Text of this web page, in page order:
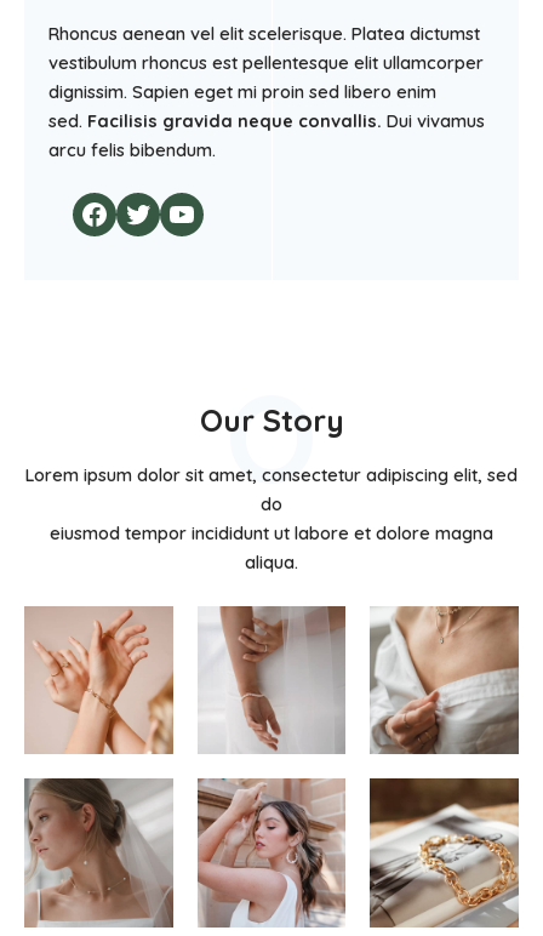
Rhoncus aenean vel elit scelerisque. Platea dictumst
vestibulum rhoncus est pellentesque elit ullamcorper
dignissim. Sapien eget mi proin sed libero enim
sed. Facilisis gravida neque convallis. Dui vivamus
arcu felis bibendum.
O
Our Story
Lorem ipsum dolor sit amet, consectetur adipiscing elit, sed
do
eiusmod tempor incididunt ut labore et dolore magna
aliqua.